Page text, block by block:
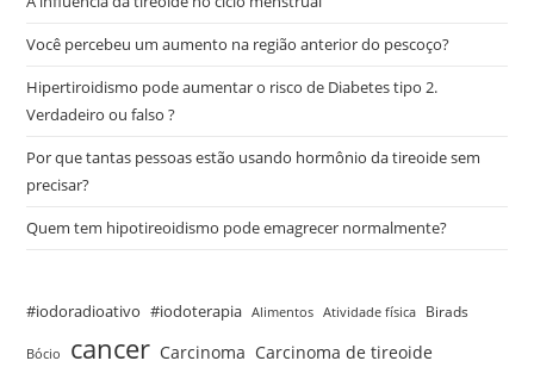
Você percebeu um aumento na região anterior do pescoço?
Hipertiroidismo pode aumentar o risco de Diabetes tipo 2.
Verdadeiro ou falso ?
Por que tantas pessoas estão usando hormônio da tireoide sem
precisar?
Quem tem hipotireoidismo pode emagrecer normalmente?
#iodoradioativo #iodoterapia Alimentos Atividade física Birads
Bócio cancer Carcinoma Carcinoma de tireoide